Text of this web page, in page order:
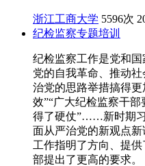
浙江工商大学 5596次
纪检监察专题培训
纪检监察工作是党和
党的自我革命、推动
治党的思路举措搞得
效”“广大纪检监察干
得了硬仗”……新时期
面从严治党的新观点
工作指明了方向、提
部提出了更高的要求。